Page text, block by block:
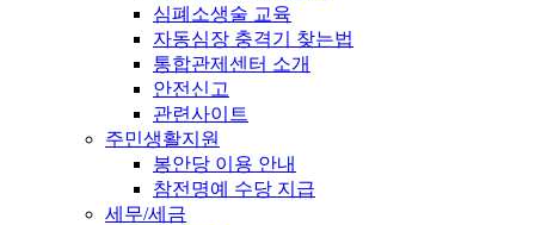
심폐소생술 교육
자동심장 충격기 찾는법
통합관제센터 소개
안전신고
관련사이트
주민생활지원
봉안당 이용 안내
참전명예 수당 지급
세무/세금